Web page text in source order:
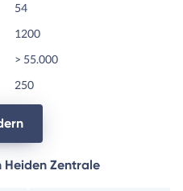
54
1200
> 55.000
250
Heiden Zentrale